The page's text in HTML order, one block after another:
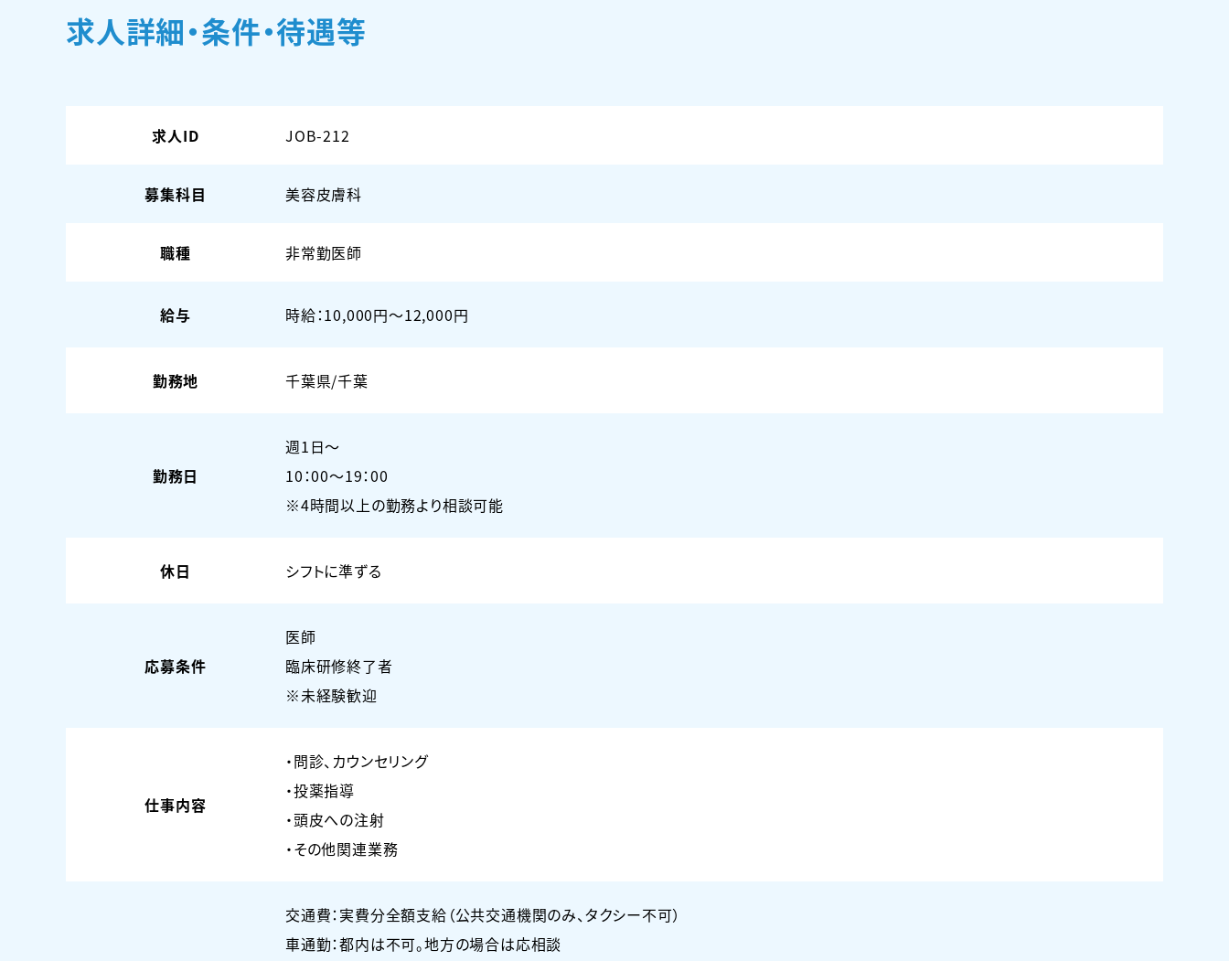
求人詳細・条件・待遇等
求人ID JOB-212
募集科目 美容皮膚科
職種 非常勤医師
給与 時給：10,000円〜12,000円
勤務地 千葉県/千葉
勤務日
週1日〜
10：00～19：00
※4時間以上の勤務より相談可能
休日 シフトに準ずる
応募条件
医師
臨床研修終了者
※未経験歓迎
仕事内容
・問診、カウンセリング
・投薬指導
・頭皮への注射
・その他関連業務
交通費：実費分全額支給（公共交通機関のみ、タクシー不可）
車通勤：都内は不可。地方の場合は応相談